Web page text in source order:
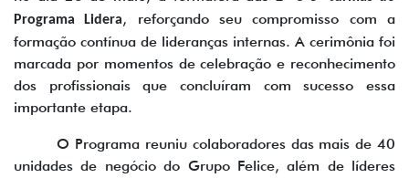
Programa Lidera, reforçando seu compromisso com a
formação contínua de lideranças internas. A cerimônia foi
marcada por momentos de celebração e reconhecimento
dos profissionais que concluíram com sucesso essa
importante etapa.
O Programa reuniu colaboradores das mais de 40
unidades de negócio do Grupo Felice, além de líderes